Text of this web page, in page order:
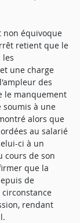
non équivoque
retient que le
les
une charge
des
le manquement
à une
alors que
au salarié
ci à un
cours de son
que la
de
rendant